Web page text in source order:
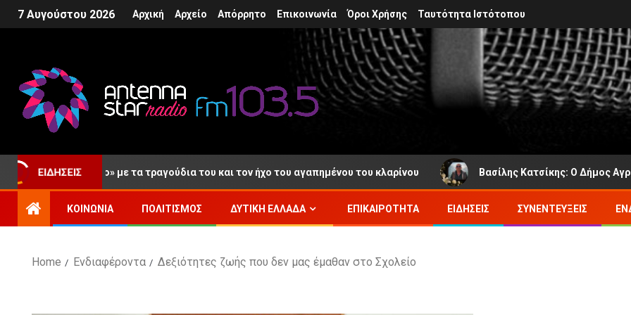
7 Αυγούστου 2026 Αρχική Αρχείο Απόρρητο Επικοινωνία Όροι Χρήσης Ταυτότητα Ιστότοπου
ΕΙΔΉΣΕΙΣ
«αντίο» με τα τραγούδια του και τον ήχο του αγαπημένου του κλαρίνου Βασίλης Κατσίκης: Ο Δήμος Αγράφων
ΚΟΙΝΩΝΊΑ ΠΟΛΙΤΙΣΜΌΣ ΔΥΤΙΚΉ ΕΛΛΆΔΑ ΕΠΙΚΑΙΡΌΤΗΤΑ ΕΙΔΉΣΕΙΣ ΣΥΝΕΝΤΕΎΞΕΙΣ
Home Ενδιαφέροντα Δεξιότητες ζωής που δεν μας έμαθαν στο Σχολείο